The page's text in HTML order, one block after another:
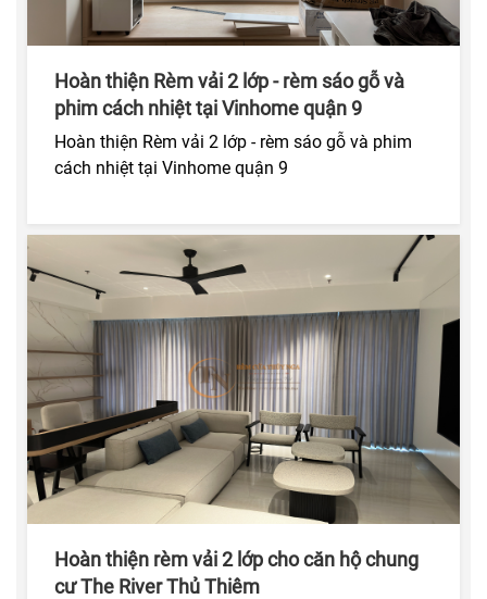
Hoàn thiện Rèm vải 2 lớp - rèm sáo gỗ và
phim cách nhiệt tại Vinhome quận 9
Hoàn thiện Rèm vải 2 lớp - rèm sáo gỗ và phim
cách nhiệt tại Vinhome quận 9
Hoàn thiện rèm vải 2 lớp cho căn hộ chung
cư The River Thủ Thiêm